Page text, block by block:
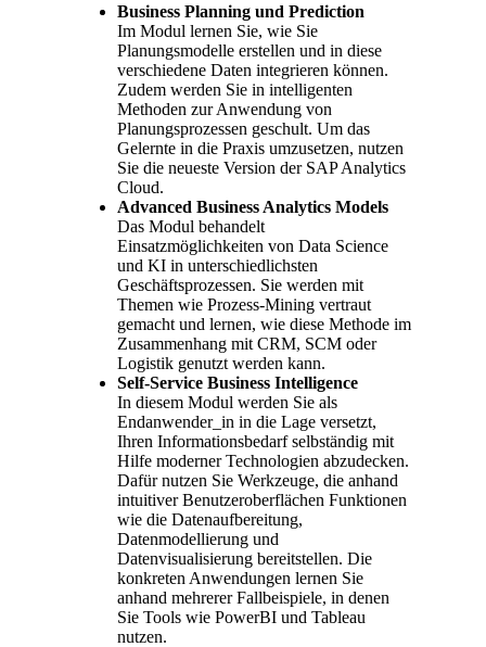
Business Planning und Prediction
Im Modul lernen Sie, wie Sie
Planungsmodelle erstellen und in diese
verschiedene Daten integrieren können.
Zudem werden Sie in intelligenten
Methoden zur Anwendung von
Planungsprozessen geschult. Um das
Gelernte in die Praxis umzusetzen, nutzen
Sie die neueste Version der SAP Analytics
Cloud.
Advanced Business Analytics Models
Das Modul behandelt
Einsatzmöglichkeiten von Data Science
und KI in unterschiedlichsten
Geschäftsprozessen. Sie werden mit
Themen wie Prozess-Mining vertraut
gemacht und lernen, wie diese Methode im
Zusammenhang mit CRM, SCM oder
Logistik genutzt werden kann.
Self-Service Business Intelligence
In diesem Modul werden Sie als
Endanwender_in in die Lage versetzt,
Ihren Informationsbedarf selbständig mit
Hilfe moderner Technologien abzudecken.
Dafür nutzen Sie Werkzeuge, die anhand
intuitiver Benutzeroberflächen Funktionen
wie die Datenaufbereitung,
Datenmodellierung und
Datenvisualisierung bereitstellen. Die
konkreten Anwendungen lernen Sie
anhand mehrerer Fallbeispiele, in denen
Sie Tools wie PowerBI und Tableau
nutzen.